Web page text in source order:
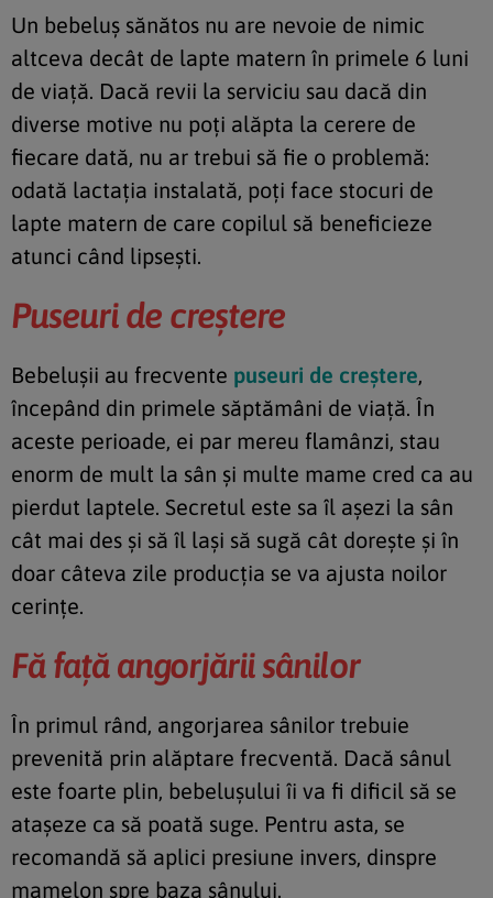
Un bebeluş sănătos nu are nevoie de nimic
altceva decât de lapte matern în primele 6 luni
de viaţă. Dacă revii la serviciu sau dacă din
diverse motive nu poţi alăpta la cerere de
fiecare dată, nu ar trebui să fie o problemă:
odată lactaţia instalată, poţi face stocuri de
lapte matern de care copilul să beneficieze
atunci când lipseşti.
Puseuri de creştere
Bebeluşii au frecvente puseuri de creştere,
începând din primele săptămâni de viaţă. În
aceste perioade, ei par mereu flamânzi, stau
enorm de mult la sân şi multe mame cred ca au
pierdut laptele. Secretul este sa îl aşezi la sân
cât mai des şi să îl laşi să sugă cât doreşte şi în
doar câteva zile producţia se va ajusta noilor
cerinţe.
Fă faţă angorjării sânilor
În primul rând, angorjarea sânilor trebuie
prevenită prin alăptare frecventă. Dacă sânul
este foarte plin, bebeluşului îi va fi dificil să se
ataşeze ca să poată suge. Pentru asta, se
recomandă să aplici presiune invers, dinspre
mamelon spre baza sânului.